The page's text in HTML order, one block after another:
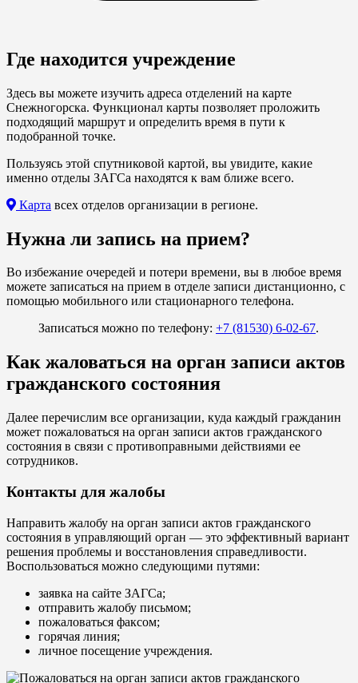
Где находится учреждение
Здесь вы можете изучить адреса отделений на карте
Снежногорска. Функционал карты позволяет проложить
подходящий маршрут и определить время в пути к
подобранной точке.
Пользуясь этой спутниковой картой, вы увидите, какие
именно отделы ЗАГСа находятся к вам ближе всего.
Карта всех отделов организации в регионе.
Нужна ли запись на прием?
Во избежание очередей и потери времени, вы в любое время
можете записаться на прием в отделе записи дистанционно, с
помощью мобильного или стационарного телефона.
Записаться можно по телефону: +7 (81530) 6-02-67.
Как жаловаться на орган записи актов
гражданского состояния
Далее перечислим все организации, куда каждый гражданин
может пожаловаться на орган записи актов гражданского
состояния в связи с противоправными действиями ее
сотрудников.
Контакты для жалобы
Направить жалобу на орган записи актов гражданского
состояния в управляющий орган — это эффективный вариант
решения проблемы и восстановления справедливости.
Воспользоваться можно следующими путями:
заявка на сайте ЗАГСа;
отправить жалобу письмом;
пожаловаться факсом;
горячая линия;
личное посещение учреждения.